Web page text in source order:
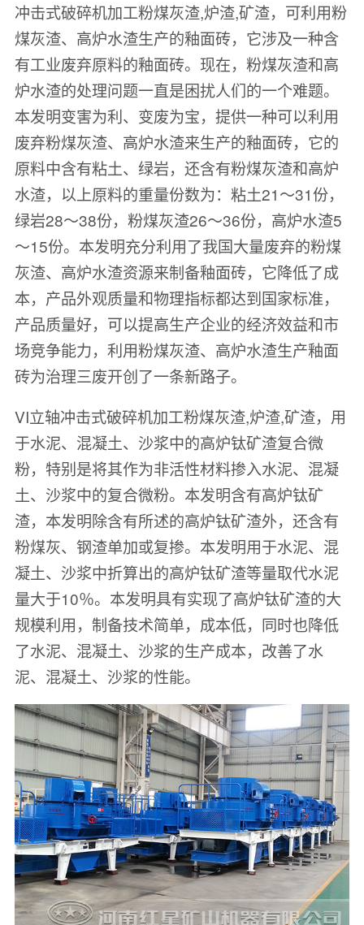
冲击式破碎机加工粉煤灰渣,炉渣,矿渣，可利用粉
煤灰渣、高炉水渣生产的釉面砖，它涉及一种含
有工业废弃原料的釉面砖。现在，粉煤灰渣和高
炉水渣的处理问题一直是困扰人们的一个难题。
本发明变害为利、变废为宝，提供一种可以利用
废弃粉煤灰渣、高炉水渣来生产的釉面砖，它的
原料中含有粘土、绿岩，还含有粉煤灰渣和高炉
水渣，以上原料的重量份数为：粘土21～31份，
绿岩28～38份，粉煤灰渣26～36份，高炉水渣5
～15份。本发明充分利用了我国大量废弃的粉煤
灰渣、高炉水渣资源来制备釉面砖，它降低了成
本，产品外观质量和物理指标都达到国家标准，
产品质量好，可以提高生产企业的经济效益和市
场竞争能力，利用粉煤灰渣、高炉水渣生产釉面
砖为治理三废开创了一条新路子。
VI立轴冲击式破碎机加工粉煤灰渣,炉渣,矿渣，用
于水泥、混凝土、沙浆中的高炉钛矿渣复合微
粉，特别是将其作为非活性材料掺入水泥、混凝
土、沙浆中的复合微粉。本发明含有高炉钛矿
渣，本发明除含有所述的高炉钛矿渣外，还含有
粉煤灰、钢渣单加或复掺。本发明用于水泥、混
凝土、沙浆中折算出的高炉钛矿渣等量取代水泥
量大于10％。本发明具有实现了高炉钛矿渣的大
规模利用，制备技术简单，成本低，同时也降低
了水泥、混凝土、沙浆的生产成本，改善了水
泥、混凝土、沙浆的性能。